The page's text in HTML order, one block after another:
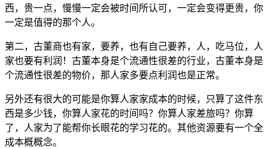
西， 贵一点， 慢慢一定会被时间 所认可， 一定会变得更贵， 你
一定是值得的那个人。
第二， 古董商也有家， 要养， 也有自 己要养， 人， 吃马位，
人
家也要有利 润！ 古董本身是个流通性很差的行业， 古董本身是
个流通性很差的物价， 那人家多要点利 润也是正常。
另外还有很大的可能是你算人家家成本的时候， 只算了这件东
西是多少钱， 你算人家花的时间 吗？ 你算人家差旅吗？ 你算
了，
人家为了能帮你长眼花的学习花的。 其他资源要有一个全
成本概概念。